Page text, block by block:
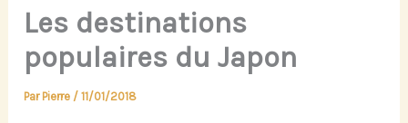
Les destinations
populaires du Japon
Par Pierre /11/01/2018